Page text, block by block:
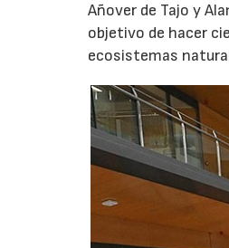
Añover de Tajo y
objetivo de hacer
ecosistemas